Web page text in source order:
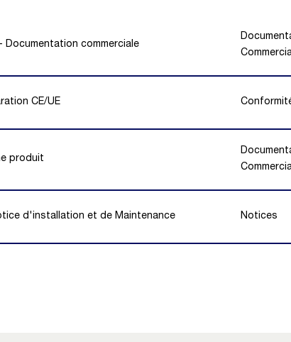
Documentation commerciale
CE/UE
produit
d'installation et de Maintenance Notices